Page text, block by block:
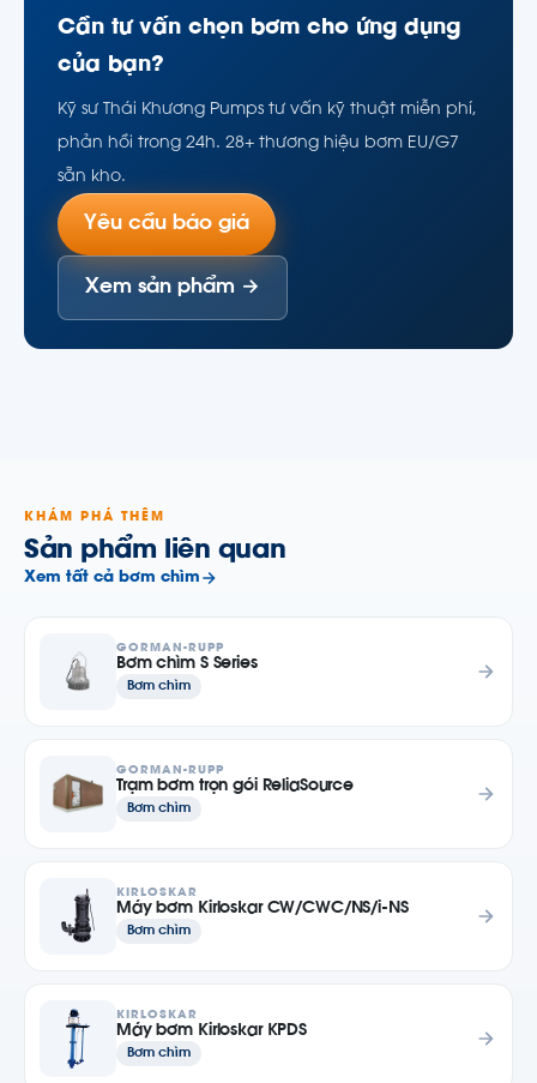
Cần tư vấn chọn bơm cho ứng dụng
của bạn?
Kỹ sư Thái Khương Pumps tư vấn kỹ thuật miễn phí,
phản hồi trong 24h. 28+ thương hiệu bơm EU/G7
sẵn kho.
Yêu cầu báo giá
Xem sản phẩm →
KHÁM PHÁ THÊM
Sản phẩm liên quan
Xem tất cả bơm chìm
GORMAN-RUPP
Bơm chìm S Series
Bơm chìm
GORMAN-RUPP
Trạm bơm trọn gói ReliaSource
Bơm chìm
KIRLOSKAR
Máy bơm Kirloskar CW/CWC/NS/i-NS
Bơm chìm
KIRLOSKAR
Máy bơm Kirloskar KPDS
Bơm chìm